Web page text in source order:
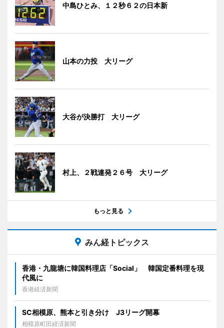
中島ひとみ、１２秒６２の日本新
山本の力投 大リーグ
大谷が決勝打 大リーグ
村上、２戦連発２６号 大リーグ
もっと見る
みん経トピックス
香港・九龍塘に韓国料理店「Social」 韓国定番料理を現
代風に
香港経済新聞
SC相模原、熊本と引き分け J3リーグ開幕
相模原町田経済新聞